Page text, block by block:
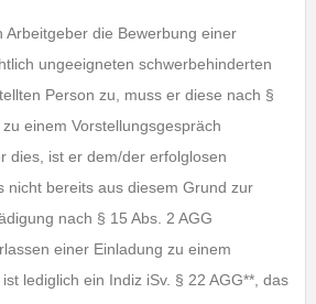
Arbeitgeber die Bewerbung einer
ungeeigneten schwerbehinderten
Person zu, muss er diese nach §
einem Vorstellungsgespräch
dies, ist er dem/der erfolglosen
nicht bereits aus diesem Grund zur
nach § 15 Abs. 2 AGG
einer Einladung zu einem
lediglich ein Indiz iSv. § 22 AGG**, das